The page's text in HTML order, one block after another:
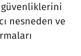
güvenliklerini
nesneden ve